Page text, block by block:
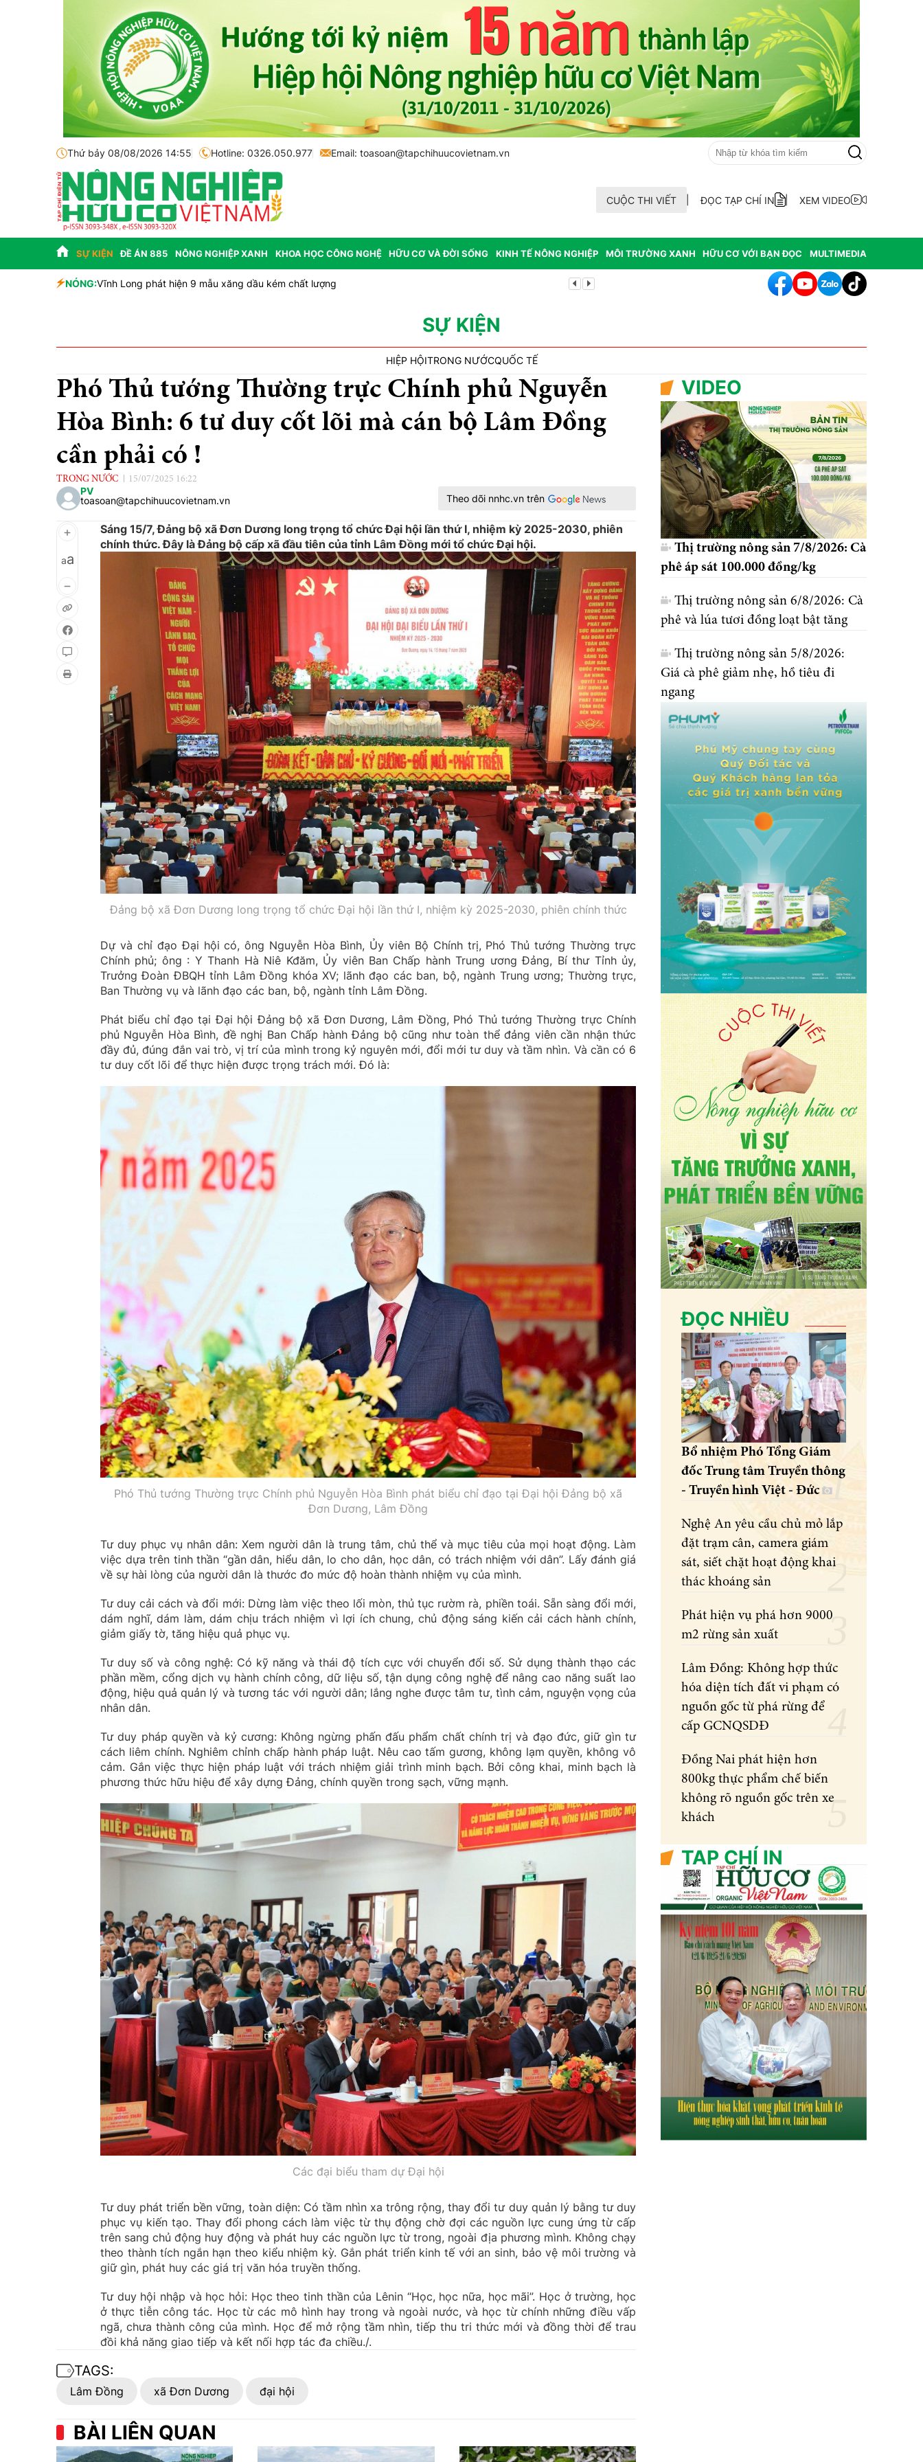
Thứ bảy 08/08/2026 14:55 Hotline: 0326.050.977 Email: toasoan@tapchihuucovietnam.vn
CUỘC THI VIẾT ĐỌC TẠP CHÍ IN XEM VIDEO
SỰ KIỆN ĐỀ ÁN 885 NÔNG NGHIỆP XANH KHOA HỌC CÔNG NGHỆ HỮU CƠ VÀ ĐỜI SỐNG KINH TẾ NÔNG NGHIỆP MÔI TRƯỜNG XANH HỮU CƠ VỚI BẠN ĐỌC MULTIMEDIA
NÓNG:
tiềm năng Vĩnh Long phát hiện 9 mẫu xăng dầu kém chất lượng Tổ chức lấy mẫu AND 70 hài cốt liệt sĩ chưa xác định thông tin tại xã Ea Kar tỉnh
SỰ KIỆN
HIỆP HỘITRONG NƯỚCQUỐC TẾ
Phó Thủ tướng Thường trực Chính phủ Nguyễn
Hòa Bình: 6 tư duy cốt lõi mà cán bộ Lâm Đồng
cần phải có !
TRONG NƯỚC 15/07/2025 16:22
PV
toasoan@tapchihuucovietnam.vn
Theo dõi nnhc.vn trên
aa
Sáng 15/7, Đảng bộ xã Đơn Dương long trọng tổ chức Đại hội lần thứ I, nhiệm kỳ 2025-2030, phiên
chính thức. Đây là Đảng bộ cấp xã đầu tiên của tỉnh Lâm Đồng mới tổ chức Đại hội.
Đảng bộ xã Đơn Dương long trọng tổ chức Đại hội lần thứ I, nhiệm kỳ 2025-2030, phiên chính thức
Dự và chỉ đạo Đại hội có, ông Nguyễn Hòa Bình, Ủy viên Bộ Chính trị, Phó Thủ tướng Thường trực
Chính phủ; ông : Y Thanh Hà Niê Kđăm, Ủy viên Ban Chấp hành Trung ương Đảng, Bí thư Tỉnh ủy,
Trưởng Đoàn ĐBQH tỉnh Lâm Đồng khóa XV; lãnh đạo các ban, bộ, ngành Trung ương; Thường trực,
Ban Thường vụ và lãnh đạo các ban, bộ, ngành tỉnh Lâm Đồng.
Phát biểu chỉ đạo tại Đại hội Đảng bộ xã Đơn Dương, Lâm Đồng, Phó Thủ tướng Thường trực Chính
phủ Nguyễn Hòa Bình, đề nghị Ban Chấp hành Đảng bộ cũng như toàn thể đảng viên cần nhận thức
đầy đủ, đúng đắn vai trò, vị trí của mình trong kỷ nguyên mới, đổi mới tư duy và tầm nhìn. Và cần có 6
tư duy cốt lõi để thực hiện được trọng trách mới. Đó là:
Phó Thủ tướng Thường trực Chính phủ Nguyễn Hòa Bình phát biểu chỉ đạo tại Đại hội Đảng bộ xã
Đơn Dương, Lâm Đồng
Tư duy phục vụ nhân dân: Xem người dân là trung tâm, chủ thể và mục tiêu của mọi hoạt động. Làm
việc dựa trên tinh thần “gần dân, hiểu dân, lo cho dân, học dân, có trách nhiệm với dân”. Lấy đánh giá
về sự hài lòng của người dân là thước đo mức độ hoàn thành nhiệm vụ của mình.
Tư duy cải cách và đổi mới: Dừng làm việc theo lối mòn, thủ tục rườm rà, phiền toái. Sẵn sàng đổi mới,
dám nghĩ, dám làm, dám chịu trách nhiệm vì lợi ích chung, chủ động sáng kiến cải cách hành chính,
giảm giấy tờ, tăng hiệu quả phục vụ.
Tư duy số và công nghệ: Có kỹ năng và thái độ tích cực với chuyển đổi số. Sử dụng thành thạo các
phần mềm, cổng dịch vụ hành chính công, dữ liệu số, tận dụng công nghệ để nâng cao năng suất lao
động, hiệu quả quản lý và tương tác với người dân; lắng nghe được tâm tư, tình cảm, nguyện vọng của
nhân dân.
Tư duy pháp quyền và kỷ cương: Không ngừng phấn đấu phẩm chất chính trị và đạo đức, giữ gìn tư
cách liêm chính. Nghiêm chỉnh chấp hành pháp luật. Nêu cao tấm gương, không lạm quyền, không vô
cảm. Gắn việc thực hiện pháp luật với trách nhiệm giải trình minh bạch. Bởi công khai, minh bạch là
phương thức hữu hiệu để xây dựng Đảng, chính quyền trong sạch, vững mạnh.
Các đại biểu tham dự Đại hội
Tư duy phát triển bền vững, toàn diện: Có tầm nhìn xa trông rộng, thay đổi tư duy quản lý bằng tư duy
phục vụ kiến tạo. Thay đổi phong cách làm việc từ thụ động chờ đợi các nguồn lực cung ứng từ cấp
trên sang chủ động huy động và phát huy các nguồn lực từ trong, ngoài địa phương mình. Không chạy
theo thành tích ngắn hạn theo kiểu nhiệm kỳ. Gắn phát triển kinh tế với an sinh, bảo vệ môi trường và
giữ gìn, phát huy các giá trị văn hóa truyền thống.
Tư duy hội nhập và học hỏi: Học theo tinh thần của Lênin “Học, học nữa, học mãi”. Học ở trường, học
ở thực tiễn công tác. Học từ các mô hình hay trong và ngoài nước, và học từ chính những điều vấp
ngã, chưa thành công của mình. Học để mở rộng tầm nhìn, tiếp thu tri thức mới và đồng thời để trau
đồi khả năng giao tiếp và kết nối hợp tác đa chiều./.
TAGS:
Lâm Đồng xã Đơn Dương đại hội
BÀI LIÊN QUAN
VIDEO
Thị trường nông sản 7/8/2026: Cà
phê áp sát 100.000 đồng/kg
Thị trường nông sản 6/8/2026: Cà
phê và lúa tươi đồng loạt bật tăng
Thị trường nông sản 5/8/2026:
Giá cà phê giảm nhẹ, hồ tiêu đi
ngang
ĐỌC NHIỀU
Bổ nhiệm Phó Tổng Giám
đốc Trung tâm Truyền thông
- Truyền hình Việt - Đức
Nghệ An yêu cầu chủ mỏ lắp
đặt trạm cân, camera giám
sát, siết chặt hoạt động khai
thác khoáng sản
Phát hiện vụ phá hơn 9000
m2 rừng sản xuất
Lâm Đồng: Không hợp thức
hóa diện tích đất vi phạm có
nguồn gốc từ phá rừng để
cấp GCNQSDĐ
Đồng Nai phát hiện hơn
800kg thực phẩm chế biến
không rõ nguồn gốc trên xe
khách
TẠP CHÍ IN